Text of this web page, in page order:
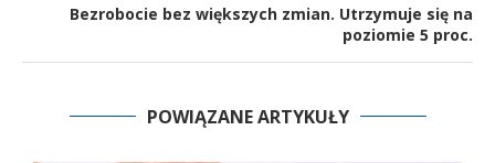
Bezrobocie bez większych zmian. Utrzymuje się na
poziomie 5 proc.
POWIĄZANE ARTYKUŁY